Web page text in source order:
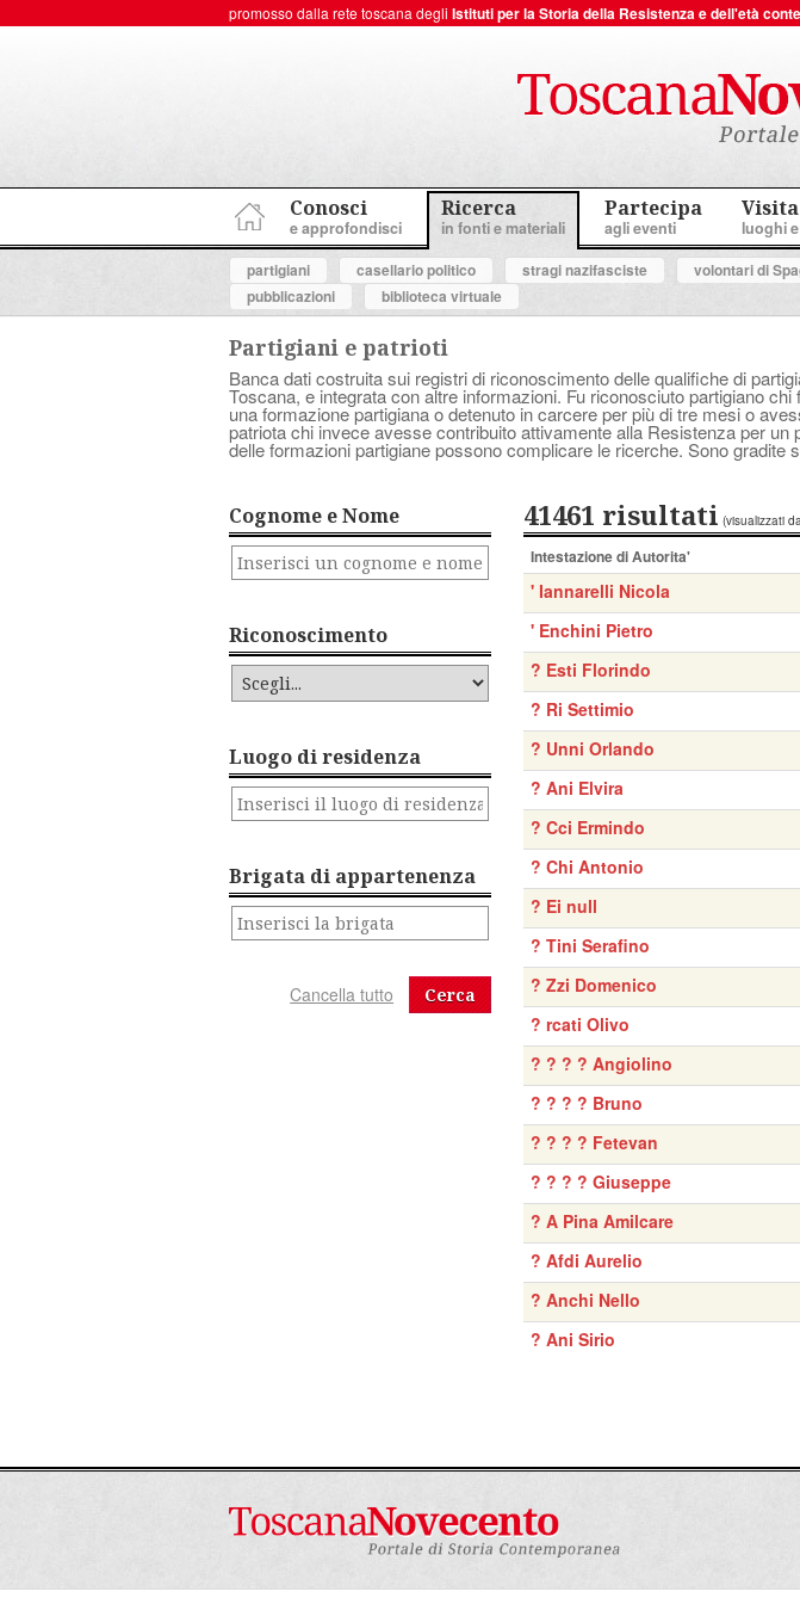
promosso dalla rete toscana degli Istituti per la Storia della Resistenza e dell'età
Conosci
e approfondisci
Ricerca
in fonti e materiali
Partecipa
agli eventi
Visita
luoghi
partigiani
casellario politico stragi nazifasciste volontari di
pubblicazioni
biblioteca virtuale
Partigiani e patrioti
Banca dati costruita sui registri di riconoscimento delle qualifiche di
Toscana, e integrata con altre informazioni. Fu riconosciuto partigiano
una formazione partigiana o detenuto in carcere per più di tre mesi o
patriota chi invece avesse contribuito attivamente alla Resistenza per
delle formazioni partigiane possono complicare le ricerche. Sono gradite
Cognome e Nome
Riconoscimento
Luogo di residenza
Brigata di appartenenza
Cerca
41461 risultati (visualizzati
Intestazione di Autorita'
' Iannarelli Nicola
' Enchini Pietro
? Esti Florindo
? Ri Settimio
? Unni Orlando
? Ani Elvira
? Cci Ermindo
? Chi Antonio
? Ei null
? Tini Serafino
? Zzi Domenico
? rcati Olivo
? ? ? ? Angiolino
? ? ? ? Bruno
? ? ? ? Fetevan
? ? ? ? Giuseppe
? A Pina Amilcare
? Afdi Aurelio
? Anchi Nello
? Ani Sirio